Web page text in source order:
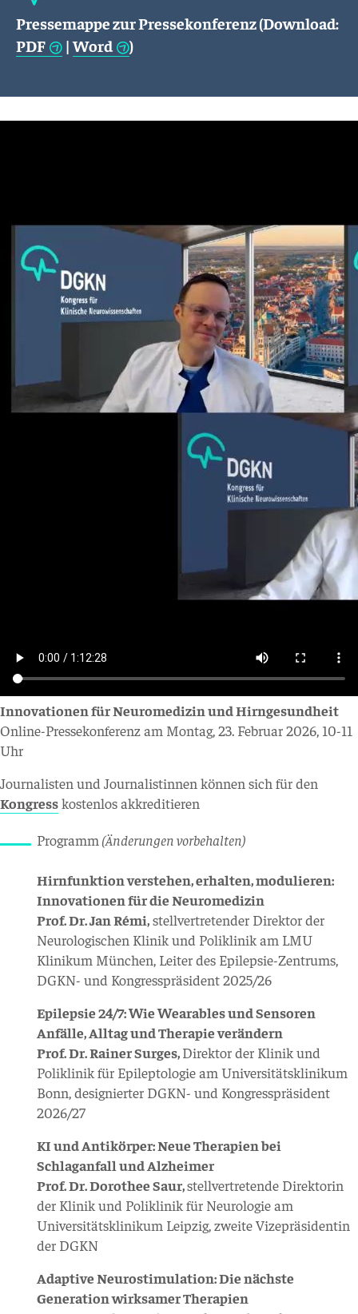
Pressemappe zur Pressekonferenz (Download:
PDF
|Word )
Innovationen für Neuromedizin und Hirngesundheit
Online-Pressekonferenz am Montag, 23. Februar 2026, 10-11
Uhr
Journalisten und Journalistinnen können sich für den
Kongresskostenlos akkreditieren
Programm (Änderungen vorbehalten)
Hirnfunktion verstehen, erhalten, modulieren:
Innovationen für die Neuromedizin
Prof. Dr. Jan Rémi,stellvertretender Direktor der
Neurologischen Klinik und Poliklinik am LMU
Klinikum München, Leiter des Epilepsie-Zentrums,
DGKN- und Kongresspräsident 2025/26
Epilepsie 24/7: Wie Wearables und Sensoren
Anfälle, Alltag und Therapie verändern
Prof. Dr. Rainer Surges,Direktor der Klinik und
Poliklinik für Epileptologie am Universitätsklinikum
Bonn, designierter DGKN- und Kongresspräsident
2026/27
KI und Antikörper: Neue Therapien bei
Schlaganfall und Alzheimer
Prof. Dr. Dorothee Saur,stellvertretende Direktorin
der Klinik und Poliklinik für Neurologie am
Universitätsklinikum Leipzig, zweite Vizepräsidentin
der DGKN
Adaptive Neurostimulation: Die nächste
Generation wirksamer Therapien